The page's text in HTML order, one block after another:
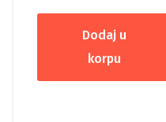
Dodaj u
korpu